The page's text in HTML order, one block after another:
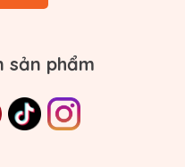
sản phẩm